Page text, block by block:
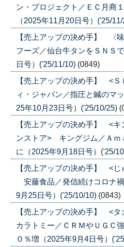
ン・プロジェクト／ＥＣ月商
（2025年11月20日号）('25/
【売上アップの決め手】 〈
フーズ／仙台牛タンをＳＮＳ
日号）('25/11/10) (0849)
【売上アップの決め手】 <
ィ・ジャパン／指圧と鍼のマ
25年10月23日号）('25/10/25)
【売上アップの決め手】 <キ
ンストア> キングジム／Ａｍ
に（2025年9月18日号）('25/
【売上アップの決め手】 <じ
安藤食品／発信続けコロナ
9月25日号）('25/10/10) (0843)
【売上アップの決め手】 <
カラトミー／ＣＲＭやＵＧＣ
０％増（2025年9月4日号）